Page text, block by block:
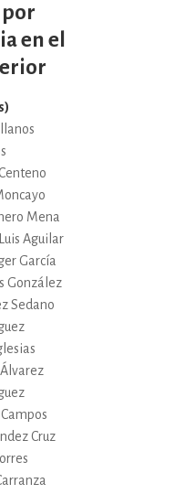
en el
Mena
Luis Aguilar
García
González
Sedano
Cruz